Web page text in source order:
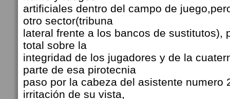
artificiales dentro del campo de
otro sector(tribuna
lateral frente a los bancos de sustitutos),
total sobre la
integridad de los jugadores y de la
parte de esa pirotecnia
paso por la cabeza del asistente numero
irritación de su vista,